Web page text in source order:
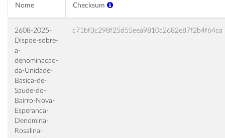
Nome Checksum
2608-2025-
Dispoe-sobre-
a-
denominacao-
da-Unidade-
Basica-de-
Saude-do-
Bairro-Nova-
Esperanca-
Denomina-
Rosalina-
c71bf3c298f25d55eea9810c2682e87f2b4f64ca